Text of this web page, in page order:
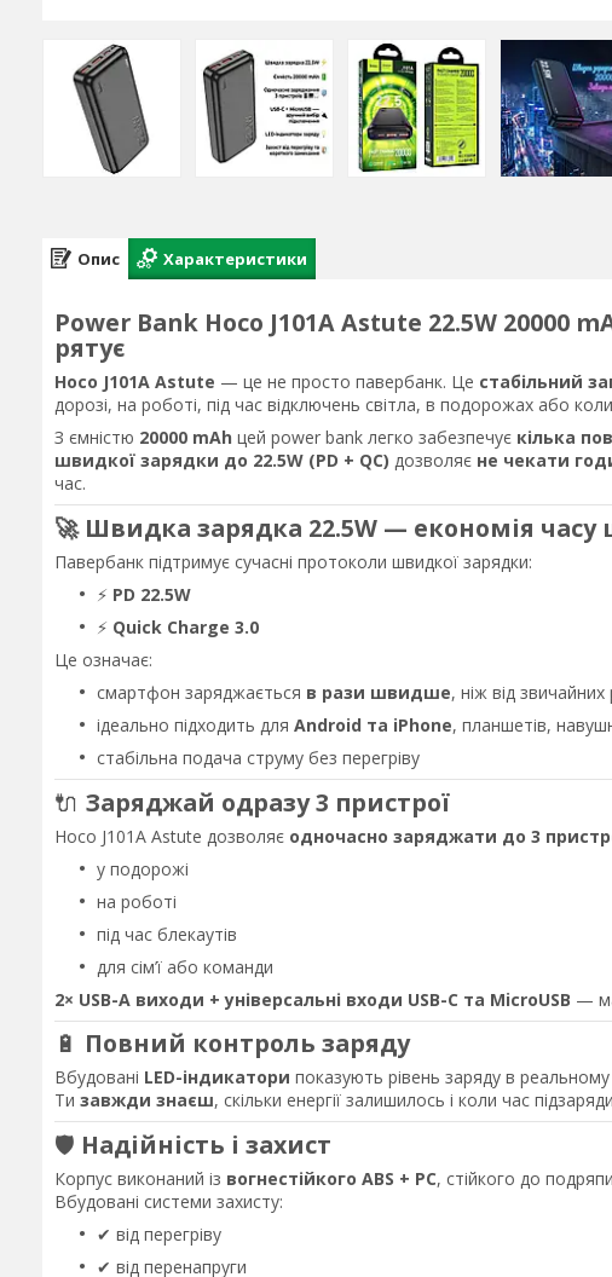
Опис Характеристики
Power Bank Hoco J101A Astute 22.5W 20000
рятує
Hoco J101A Astute — це не просто павербанк. Це стабільний
дорозі, на роботі, під час відключень світла, в подорожах або
З ємністю 20000 mAh цей power bank легко забезпечує кілька
швидкої зарядки до 22.5W (PD + QC) дозволяє не чекати
час.
🚀 Швидка зарядка 22.5W — економія часу
Павербанк підтримує сучасні протоколи швидкої зарядки:
⚡ PD 22.5W
⚡ Quick Charge 3.0
Це означає:
смартфон заряджається в рази швидше, ніж від
ідеально підходить для Android та iPhone, планшетів,
стабільна подача струму без перегріву
🔌 Заряджай одразу 3 пристрої
Hoco J101A Astute дозволяє одночасно заряджати до 3
у подорожі
на роботі
під час блекаутів
для сім’ї або команди
2× USB-A виходи + універсальні входи USB-C та MicroUSB —
🔋 Повний контроль заряду
Вбудовані LED-індикатори показують рівень заряду в реальному
Ти завжди знаєш, скільки енергії залишилось і коли час
🛡️ Надійність і захист
Корпус виконаний із вогнестійкого ABS + PC, стійкого до
Вбудовані системи захисту:
✔ від перегріву
✔ від перенапруги